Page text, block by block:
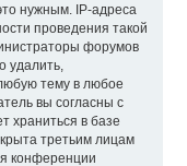
нужным. IP-адреса
проведения такой
форумов
удалить,
тему в любое
вы согласны с
храниться в базе
третьим лицам
конференции